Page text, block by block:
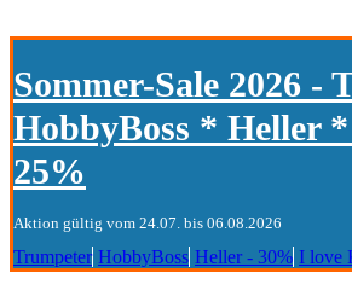
Sommer-Sale 2026 -
HobbyBoss * Heller
25%
Aktion gültig vom 24.07. bis 06.08.2026
Trumpeter HobbyBoss Heller - 30% I love